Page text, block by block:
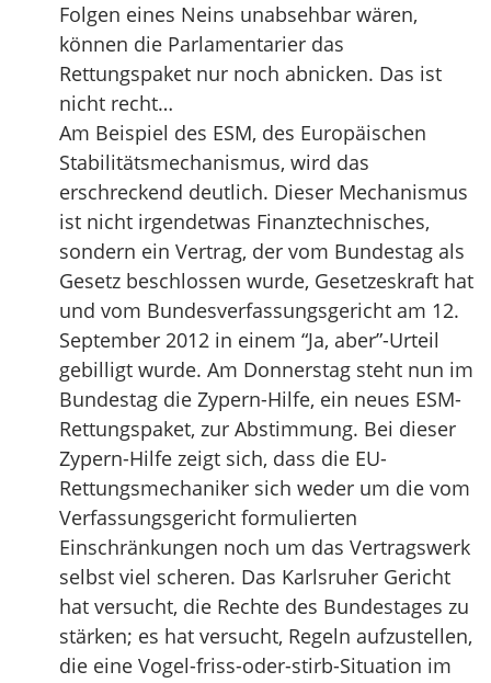
Folgen eines Neins unabsehbar wären,
können die Parlamentarier das
Rettungspaket nur noch abnicken. Das ist
nicht recht…
Am Beispiel des ESM, des Europäischen
Stabilitätsmechanismus, wird das
erschreckend deutlich. Dieser Mechanismus
ist nicht irgendetwas Finanztechnisches,
sondern ein Vertrag, der vom Bundestag als
Gesetz beschlossen wurde, Gesetzeskraft hat
und vom Bundesverfassungsgericht am 12.
September 2012 in einem “Ja, aber”-Urteil
gebilligt wurde. Am Donnerstag steht nun im
Bundestag die Zypern-Hilfe, ein neues ESM-
Rettungspaket, zur Abstimmung. Bei dieser
Zypern-Hilfe zeigt sich, dass die EU-
Rettungsmechaniker sich weder um die vom
Verfassungsgericht formulierten
Einschränkungen noch um das Vertragswerk
selbst viel scheren. Das Karlsruher Gericht
hat versucht, die Rechte des Bundestages zu
stärken; es hat versucht, Regeln aufzustellen,
die eine Vogel-friss-oder-stirb-Situation im